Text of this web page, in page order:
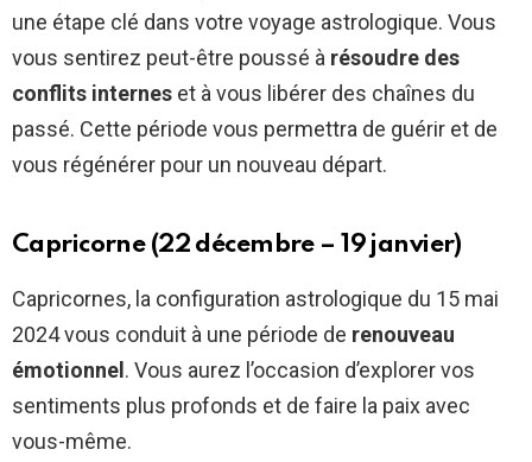
une étape clé dans votre voyage astrologique. Vous
vous sentirez peut-être poussé à résoudre des
conflits internes et à vous libérer des chaînes du
passé. Cette période vous permettra de guérir et de
vous régénérer pour un nouveau départ.
Capricorne (22 décembre – 19 janvier)
Capricornes, la configuration astrologique du 15 mai
2024 vous conduit à une période de renouveau
émotionnel. Vous aurez l’occasion d’explorer vos
sentiments plus profonds et de faire la paix avec
vous-même.